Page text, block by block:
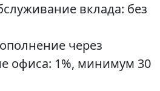
вклада: без
через
офиса: 1%, минимум 30